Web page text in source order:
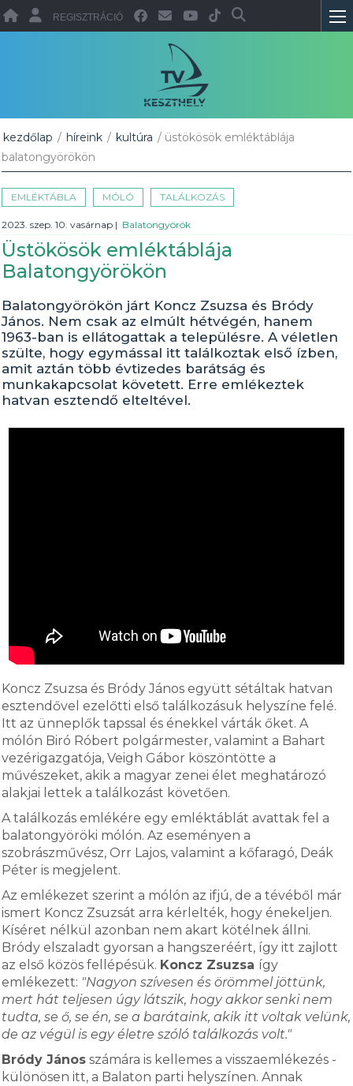
REGISZTRÁCIÓ
kezdőlap / híreink / kultúra / üstökösök emléktáblája
balatongyörökön
EMLÉKTÁBLA MÓLÓ TALÁLKOZÁS
2023. szep. 10. vasárnap | Balatongyörök
Üstökösök emléktáblája
Balatongyörökön
Balatongyörökön járt Koncz Zsuzsa és Bródy
János. Nem csak az elmúlt hétvégén, hanem
1963-ban is ellátogattak a településre. A véletlen
szülte, hogy egymással itt találkoztak első ízben,
amit aztán több évtizedes barátság és
munkakapcsolat követett. Erre emlékeztek
hatvan esztendő elteltével.
Koncz Zsuzsa és Bródy János együtt sétáltak hatvan
esztendővel ezelőtti első találkozásuk helyszíne felé.
Itt az ünneplők tapssal és énekkel várták őket. A
mólón Biró Róbert polgármester, valamint a Bahart
vezérigazgatója, Veigh Gábor köszöntötte a
művészeket, akik a magyar zenei élet meghatározó
alakjai lettek a találkozást követően.
A találkozás emlékére egy emléktáblát avattak fel a
balatongyöröki mólón. Az eseményen a
szobrászművész, Orr Lajos, valamint a kőfaragó, Deák
Péter is megjelent.
Az emlékezet szerint a mólón az ifjú, de a tévéből már
ismert Koncz Zsuzsát arra kérlelték, hogy énekeljen.
Kíséret nélkül azonban nem akart kötélnek állni.
Bródy elszaladt gyorsan a hangszeréért, így itt zajlott
az első közös fellépésük. Koncz Zsuzsa így
emlékezett: "Nagyon szívesen és örömmel jöttünk,
mert hát teljesen úgy látszik, hogy akkor senki nem
tudta, se ő, se én, se a barátaink, akik itt voltak velünk,
de az végül is egy életre szóló találkozás volt."
Bródy János számára is kellemes a visszaemlékezés -
különösen itt, a Balaton parti helyszínen. Annak